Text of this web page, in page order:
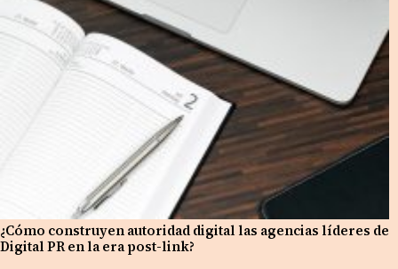
¿Cómo construyen autoridad digital las agencias líderes de
Digital PR en la era post-link?